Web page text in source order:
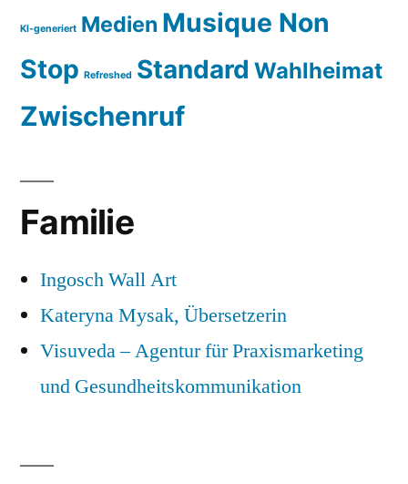
KI-generiert Medien Musique Non
Stop Refreshed Standard Wahlheimat
Zwischenruf
Familie
Ingosch Wall Art
Kateryna Mysak, Übersetzerin
Visuveda – Agentur für Praxismarketing
und Gesundheitskommunikation